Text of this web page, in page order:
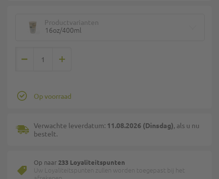
Productvarianten
16oz/400ml
Op voorraad
Verwachte leverdatum: 11.08.2026 (Dinsdag), als u nu
bestelt.
Op naar 233 Loyaliteitspunten
Uw Loyaliteitspunten zullen worden toegepast bij het